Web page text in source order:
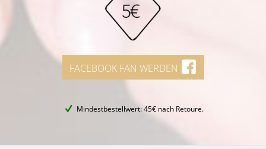
FACEBOOK FAN WERDEN
Mindestbestellwert: 45€ nach Retoure.